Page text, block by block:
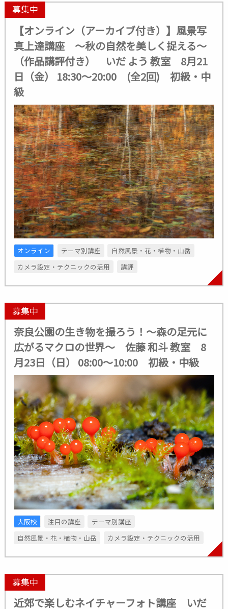
募集中
【オンライン（アーカイブ付き）】風景写
真上達講座 ～秋の自然を美しく捉える～
（作品講評付き） いだ よう 教室 8月21
日（金） 18:30～20:00 (全2回) 初級・中
級
オンライン テーマ別講座
自然風景・花・植物・山岳
カメラ設定・テクニックの活用
講評
募集中
奈良公園の生き物を撮ろう！～森の足元に
広がるマクロの世界～ 佐藤 和斗 教室 8
月23日（日） 08:00～10:00 初級・中級
大阪校 注目の講座
テーマ別講座
自然風景・花・植物・山岳
カメラ設定・テクニックの活用
募集中
近郊で楽しむネイチャーフォト講座 いだ